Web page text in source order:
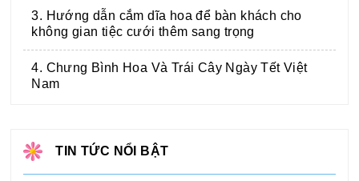
3. Hướng dẫn cắm dĩa hoa để bàn khách cho
không gian tiệc cưới thêm sang trọng
4. Chưng Bình Hoa Và Trái Cây Ngày Tết Việt
Nam
TIN TỨC NỔI BẬT